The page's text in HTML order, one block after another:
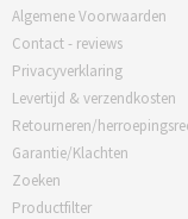
Algemene Voorwaarden
Contact - reviews
Privacyverklaring
Levertijd & verzendkosten
Retourneren/
Garantie/Klachten
Zoeken
Productfilter